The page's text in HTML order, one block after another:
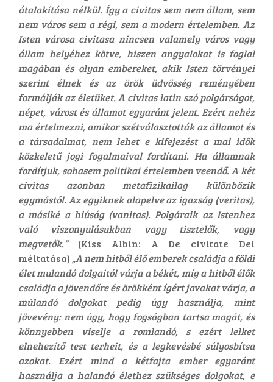
átalakítása nélkül. Így a civitas sem nem állam, sem
nem város sem a régi, sem a modern értelemben. Az
Isten városa civitasa nincsen valamely város vagy
állam helyéhez kötve, hiszen angyalokat is foglal
magában és olyan embereket, akik Isten törvényei
szerint élnek és az örök üdvösség reményében
formálják az életüket. A civitas latin szó polgárságot,
népet, várost és államot egyaránt jelent. Ezért nehéz
ma értelmezni, amikor szétválasztották az államot és
a társadalmat, nem lehet e kifejezést a mai idők
közkeletű jogi fogalmaival fordítani. Ha államnak
fordítjuk, sohasem politikai értelemben veendő. A két
civitas azonban metafizikailag különbözik
egymástól. Az egyiknek alapelve az igazság (veritas),
a másiké a hiúság (vanitas). Polgáraik az Istenhez
való viszonyulásukban vagy tisztelők, vagy
megvetők.”(Kiss Albin: A De civitate Dei
méltatása) „A nem hitből élő emberek családja a földi
élet mulandó dolgaitól várja a békét, míg a hitből élők
családja a jövendőre és örökként ígért javakat várja, a
múlandó dolgokat pedig úgy használja, mint
jövevény: nem úgy, hogy fogságban tartsa magát, és
könnyebben viselje a romlandó, s ezért lelket
elnehezítő test terheit, és a legkevésbé súlyosbítsa
azokat. Ezért mind a kétfajta ember egyaránt
használja a halandó élethez szükséges dolgokat, e